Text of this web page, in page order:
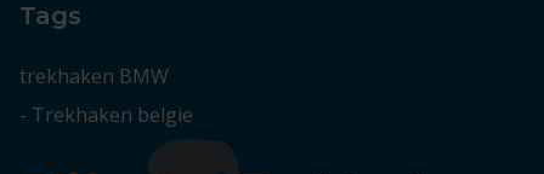
Tags
trekhaken BMW
- Trekhaken belgie